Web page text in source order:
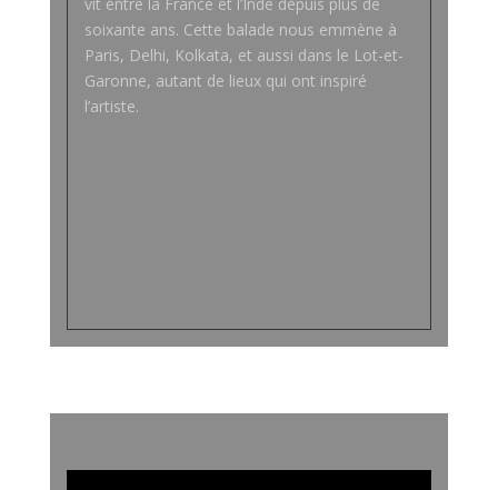
soixante ans. Cette balade nous emmène à
Paris, Delhi, Kolkata, et aussi dans le Lot-et-
Garonne, autant de lieux qui ont inspiré
l’artiste.